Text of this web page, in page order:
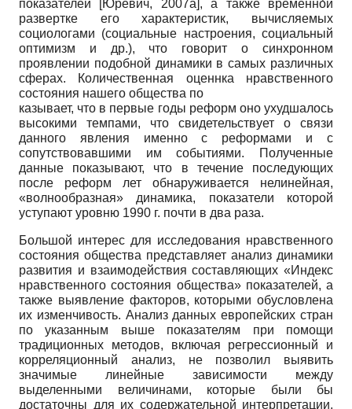
показателей Юревич, 2007а , а также временно́й
развертке его характеристик, вычисляемых
социологами (социальные настроения, социальный
оптимизм и др.), что говорит о синхронном
проявлении подобной динамики в самых различных
сферах. Количественная оценнка нравственного
состояния нашего общества по­
казывает, что в первые годы реформ оно ухудшалось
высокими темпами, что свидетельствует о связи
данного явления именно с реформами и с
сопутствовавшими им событиями. Полученные
данные показывают, что в течение последующих
после реформ лет обнаруживается нелинейная,
«волнообразная» динамика, показатели которой
уступают уровню 1990 г. почти в два раза.
Большой интерес для исследования нравственного
состояния общества представляет анализ динамики
развития и взаимодействия составляющих «Индекс
нравственного состояния общества» показателей, а
также выявление факторов, которыми обусловлена
их изменчивость. Анализ данных европейских стран
по указанным выше показателям при помощи
традиционных методов, включая регрессионный и
корреляционный анализ, не позволил выявить
значимые линейные зависимости между
выделенными величинами, которые были бы
достаточны для их содержательной интерпретации.